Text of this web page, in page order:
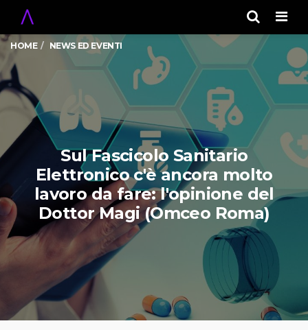
HOME NEWS ED EVENTI
Sul Fascicolo Sanitario
Elettronico c'è ancora molto
lavoro da fare: l'opinione del
Dottor Magi (Omceo Roma)